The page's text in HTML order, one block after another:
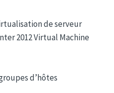
de serveur
2012 Virtual Machine
d’hôtes